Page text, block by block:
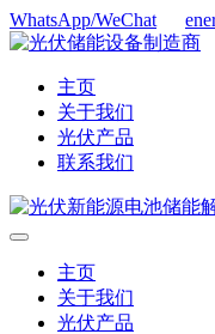
WhatsApp/WeChat
主页
关于我们
光伏产品
联系我们
主页
关于我们
光伏产品